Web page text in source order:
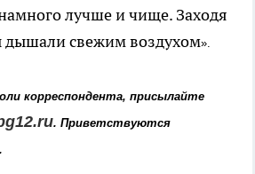
лучше и чище. Заходя
дышали свежим воздухом».
корреспондента, присылайте
. Приветствуются